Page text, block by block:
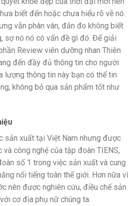
biết đến hoặc chưa hiểu rõ về nó.
vẫn phân vân, đắn đo không biết
sợ nó nó có vấn đề gì đó. Để giải
Review viên dưỡng nhan Thiên
đến đầy đủ thông tin cho người
lượng thông tin này bạn có thể tin
không bỏ qua sản phẩm tốt như
sản xuất tại Việt Nam nhưng được
công nghệ của tập đoàn TIENS,
số 1 trong việc sản xuất và cung
nổi tiếng toàn thế giới. Hơn nữa vì
nên được nghiên cứu, điều chế sản
cơ địa phụ nữ chúng ta.